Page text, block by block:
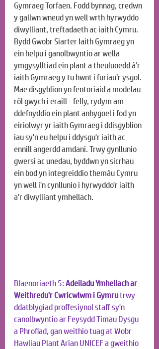
Gymraeg Torfaen. Fodd bynnag, credwn
y gallwn wneud yn well wrth hyrwyddo
diwylliant, treftadaeth ac iaith Cymru.
Bydd Gwobr Siarter Iaith Gymraeg yn
ein helpu i ganolbwyntio ar wella
ymgysylltiad ein plant a theuluoedd â’r
iaith Gymraeg y tu hwnt i furiau’r ysgol.
Mae disgyblion yn fentoriaid a modelau
rôl gwych i eraill - felly, rydym am
ddefnyddio ein plant anhygoel i fod yn
eiriolwyr yr iaith Gymraeg i ddisgyblion
iau sy'n eu helpu i ddysgu'r iaith ac
ennill angerdd amdani. Trwy gynllunio
gwersi ac unedau, byddwn yn sicrhau
ein bod yn integreiddio themâu Cymru
yn well i'n cynllunio i hyrwyddo'r iaith
a'r diwylliant ymhellach.
Blaenoriaeth 5: Adeiladu Ymhellach ar
Weithredu'r Cwricwlwm i Gymru trwy
ddatblygiad proffesiynol staff sy'n
canolbwyntio ar Feysydd Timau Dysgu
a Phrofiad, gan weithio tuag at Wobr
Hawliau Plant Arian UNICEF a gweithio